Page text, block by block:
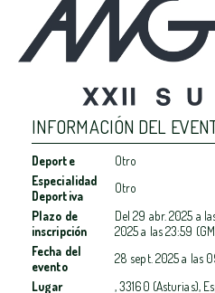
INFORMACIÓN DEL
Deporte
Otro
Especialidad
Deportiva
Otro
Plazo de
inscripción
Del29 abr. 2025 a
2025a las23:59
Fecha del
evento
28 sept. 2025a las
Lugar
, 33160 (Asturias),